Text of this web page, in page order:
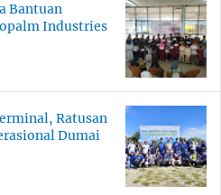
Bantuan
Industries
Ratusan
Dumai